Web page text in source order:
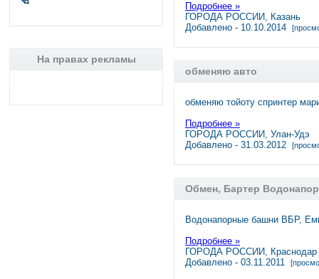
На правах рекламы
Подробнее »
ГОРОДА РОССИИ, Казань
Добавлено - 10.10.2014
обменяю авто
обменяю тойоту спринтер
Подробнее »
ГОРОДА РОССИИ, Улан-Удэ
Добавлено - 31.03.2012
Обмен, Бартер
Водонапорные башни ВБР,
Подробнее »
ГОРОДА РОССИИ, Краснодар
Добавлено - 03.11.2011